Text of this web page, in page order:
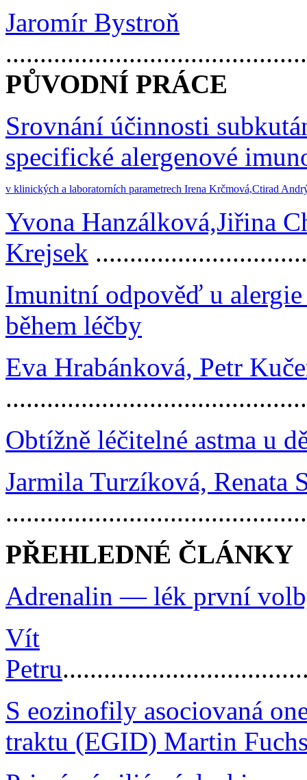
Jaromír Bystroň
PŮVODNÍ PRÁCE
Srovnání účinnosti
specifické alergenové
v klinických a laboratorních parametrech Irena Krčmová,Ctirad
Yvona Hanzálková,Jiřina
Krejsek
Imunitní odpověď u
během léčby
Eva Hrabánková, Petr
Obtížně léčitelné astma u
Jarmila Turzíková, Renata
PŘEHLEDNÉ ČLÁNKY
Adrenalin — lék první
Vít
Petru
S eozinofily asociovaná
traktu (EGID) Martin